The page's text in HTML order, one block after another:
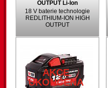
OUTPUT Li-Ion
18 V baterie technologie
REDLITHIUM-ION HIGH
OUTPUT
AKCE
UKONČENA